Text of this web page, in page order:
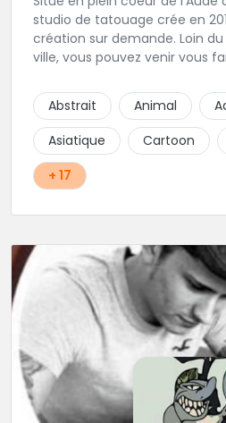
studio de tatouage crée en
création sur demande. Loin
ville, vous pouvez venir vous
projet avec Alex. Une superbe
Abstrait Animal
Asiatique
Cartoon
+ 17